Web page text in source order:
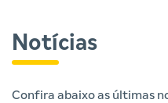
Notícias
Confira abaixo as últimas